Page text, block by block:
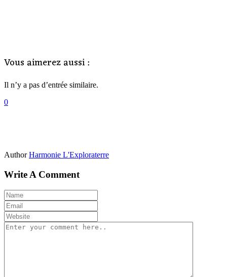
Vous aimerez aussi :
Il n’y a pas d’entrée similaire.
0
Author Harmonie L'Exploraterre
Write A Comment